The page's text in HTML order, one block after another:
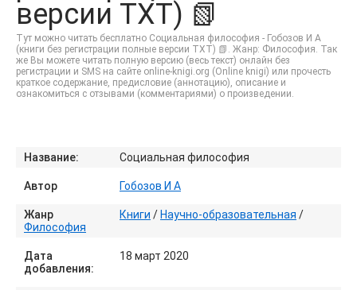
версии TXT) 📗
Тут можно читать бесплатно Социальная философия - Гобозов И А
(книги без регистрации полные версии TXT) 📗. Жанр: Философия. Так
же Вы можете читать полную версию (весь текст) онлайн без
регистрации и SMS на сайте online-knigi.org (Online knigi) или прочесть
краткое содержание, предисловие (аннотацию), описание и
ознакомиться с отзывами (комментариями) о произведении.
Название: Социальная философия
Автор Гобозов И А
Жанр Книги / Научно-образовательная /
Философия
Дата
добавления:
18 март 2020